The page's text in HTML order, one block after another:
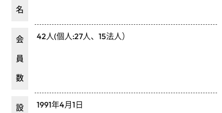
名
会
員
数
42人(個人:27人、15法人）
設
1991年4月1日